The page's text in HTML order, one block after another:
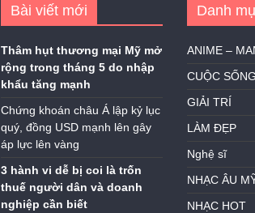
Bài viết mới
Thâm hụt thương mại Mỹ mở
rộng trong tháng 5 do nhập
khẩu tăng mạnh
Chứng khoán châu Á lập kỷ lục
quý, đồng USD mạnh lên gây
áp lực lên vàng
3 hành vi dễ bị coi là trốn
thuế người dân và doanh
nghiệp cần biết
Danh
ANIME –
CUỘC SỐNG
GIẢI TRÍ
LÀM ĐẸP
Nghệ sĩ
NHẠC ÂU
NHẠC HOT